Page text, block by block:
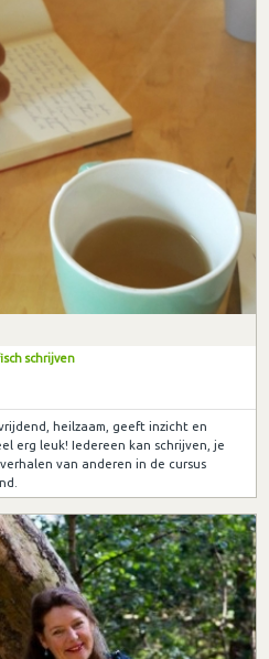
schrijven
heilzaam, geeft inzicht en
erg leuk! Iedereen kan schrijven, je
van anderen in de cursus